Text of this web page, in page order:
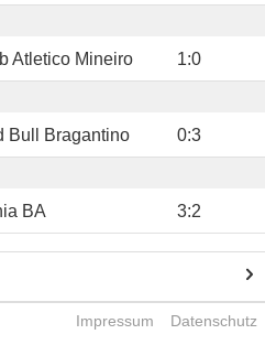
Atletico Mineiro 1:0
Bull Bragantino 0:3
BA 3:2
Impressum Datenschutz